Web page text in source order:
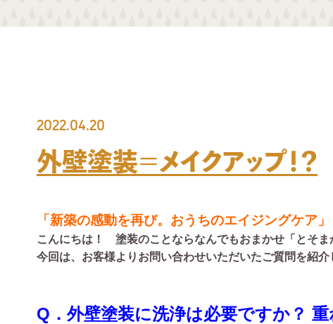
2022.04.20
外壁塗装＝メイクアップ！？
「新築の感動を再び。おうちのエイジングケア」
こんにちは！ 塗装のことならなんでもおまかせ「とそま
今回は、お客様よりお問い合わせいただいたご質問を紹介
Q．外壁塗装に洗浄は必要ですか？